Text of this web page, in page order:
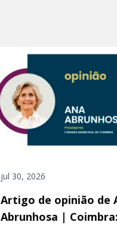
jul 30, 2026
Artigo de opinião de
Abrunhosa |